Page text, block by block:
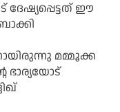
ഈ
മമ്മൂക്ക
ഭാര്യയോട്